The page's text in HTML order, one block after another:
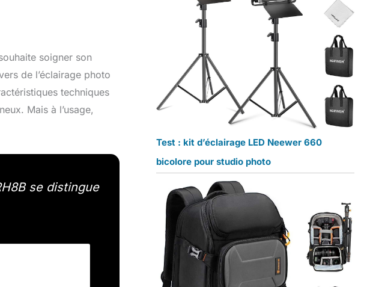
soigner son
de l’éclairage photo
techniques
Mais à l’usage,
se distingue
Test : kit d’éclairage LED Neewer 660
bicolore pour studio photo